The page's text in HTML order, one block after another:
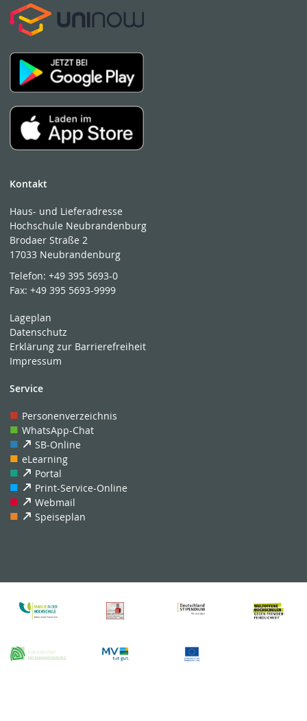
Kontakt
Haus- und Lieferadresse
Hochschule Neubrandenburg
Brodaer Straße 2
17033 Neubrandenburg
Telefon:+49 395 5693-0
Fax:+49 395 5693-9999
Lageplan
Datenschutz
Erklärung zur Barrierefreiheit
Impressum
Service
Personenverzeichnis
WhatsApp-Chat
SB-Online
eLearning
Portal
Print-Service-Online
Webmail
Speiseplan